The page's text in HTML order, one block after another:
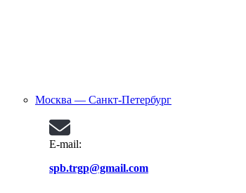
Москва — Санкт-Петербург
E-mail:
spb.trgp@gmail.com